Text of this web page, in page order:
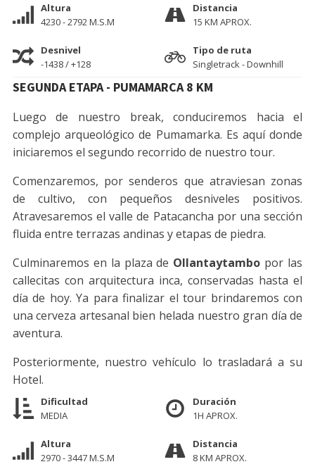
Altura
4230 - 2792 M.S.M
Distancia
15 KM APROX.
Desnivel
-1438 / +128
Tipo de ruta
Singletrack - Downhill
SEGUNDA ETAPA - PUMAMARCA 8 KM
Luego de nuestro break, conduciremos hacia el
complejo arqueológico de Pumamarka. Es aquí donde
iniciaremos el segundo recorrido de nuestro tour.
Comenzaremos, por senderos que atraviesan zonas
de cultivo, con pequeños desniveles positivos.
Atravesaremos el valle de Patacancha por una sección
fluida entre terrazas andinas y etapas de piedra.
Culminaremos en la plaza de Ollantaytambo por las
callecitas con arquitectura inca, conservadas hasta el
día de hoy. Ya para finalizar el tour brindaremos con
una cerveza artesanal bien helada nuestro gran día de
aventura.
Posteriormente, nuestro vehículo lo trasladará a su
Hotel.
Dificultad
MEDIA
Duración
1H APROX.
Altura
2970 - 3447 M.S.M
Distancia
8 KM APROX.